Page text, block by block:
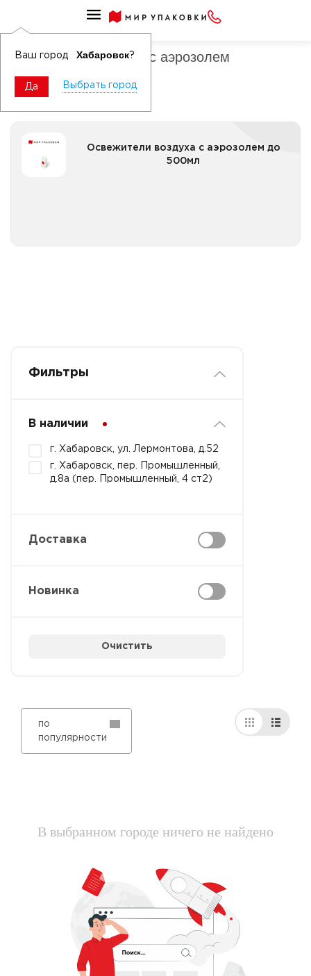
Ваш город Хабаровск?
Да Выбрать город
Освежители воздуха с аэрозолем
Освежители воздуха с аэрозолем до
500мл
Фильтры
В наличии
г. Хабаровск, ул. Лермонтова, д.52
г. Хабаровск, пер. Промышленный,
д.8а (пер. Промышленный, 4 ст2)
Доставка
Новинка
Очистить
по
популярности
В выбранном городе ничего не найдено